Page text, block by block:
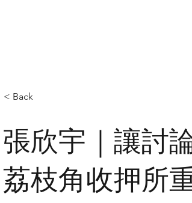
< Back
張欣宇｜讓討
荔枝角收押所